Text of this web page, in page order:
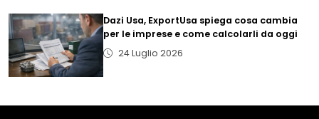
Dazi Usa, ExportUsa spiega cosa cambia
per le imprese e come calcolarli da oggi
24 Luglio 2026